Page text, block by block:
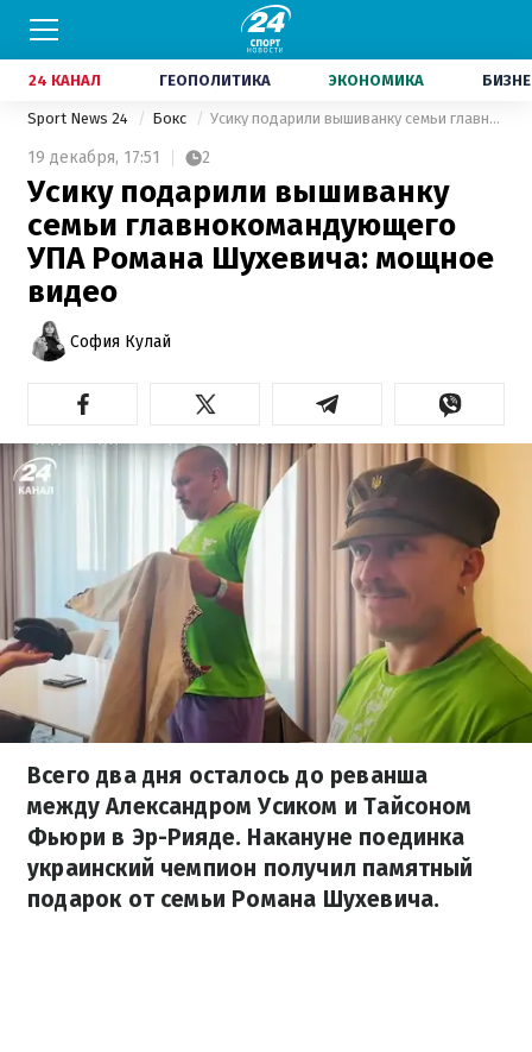
24 КАНАЛ ГЕОПОЛИТИКА ЭКОНОМИКА
Sport News 24 Бокс Усику подарили вышиванку семьи главнокомандующего УПА Романа Шухевича: мощное видео
19 декабря, 17:51 2
Усику подарили вышиванку
семьи главнокомандующего
УПА Романа Шухевича: мощное
видео
София Кулай
Всего два дня осталось до реванша
между Александром Усиком и Тайсоном
Фьюри в Эр-Рияде. Накануне поединка
украинский чемпион получил памятный
подарок от семьи Романа Шухевича.